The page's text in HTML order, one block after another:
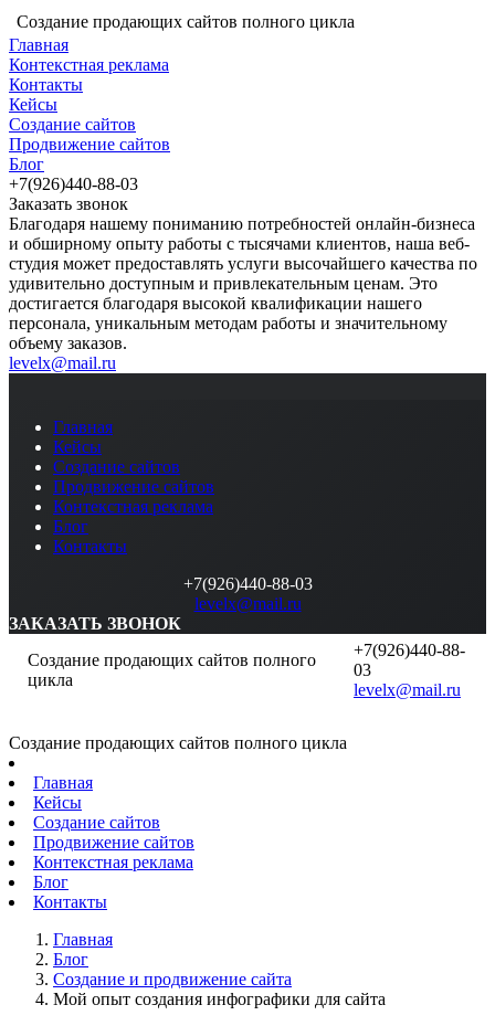
Создание продающих сайтов полного цикла
Главная
Контекстная реклама
Контакты
Кейсы
Создание сайтов
Продвижение сайтов
Блог
+7(926)440-88-03
Заказать звонок
Благодаря нашему пониманию потребностей онлайн-бизнеса
и обширному опыту работы с тысячами клиентов, наша веб-
студия может предоставлять услуги высочайшего качества по
удивительно доступным и привлекательным ценам. Это
достигается благодаря высокой квалификации нашего
персонала, уникальным методам работы и значительному
объему заказов.
levelx@mail.ru
Главная
Кейсы
Создание сайтов
Продвижение сайтов
Контекстная реклама
Блог
Контакты
+7(926)440-88-03
levelx@mail.ru
ЗАКАЗАТЬ ЗВОНОК
Создание продающих сайтов полного
цикла
+7(926)440-88-
03
levelx@mail.ru
Создание продающих сайтов полного цикла
Главная
Кейсы
Создание сайтов
Продвижение сайтов
Контекстная реклама
Блог
Контакты
Главная
Блог
Создание и продвижение сайта
Мой опыт создания инфографики для сайта